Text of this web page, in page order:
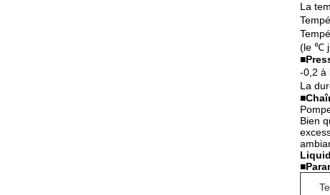
La
(le ℃
■
-0,2 à
La
■
Bien
■